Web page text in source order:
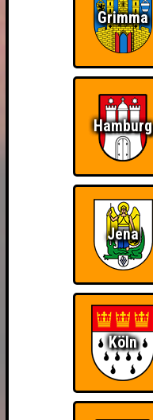
Grimma
Hamburg
Jena
Köln